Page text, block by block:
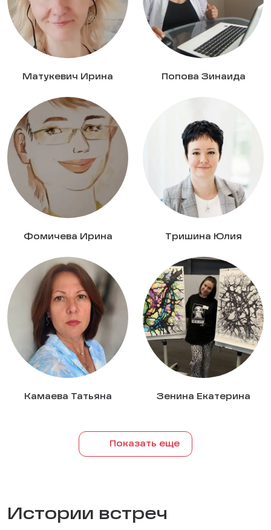
Матукевич Ирина Попова Зинаида
Фомичева Ирина Тришина Юлия
Камаева Татьяна Зенина Екатерина
Показать еще
Истории встреч